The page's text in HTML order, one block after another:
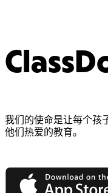
我们的使命是让每个孩
他们热爱的教育。
App Store